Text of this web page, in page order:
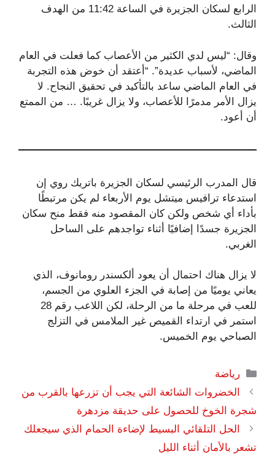
الرابع لسكان الجزيرة في الساعة 11:42 من الهدف
الثالث.
وقال: “ليس لدي الكثير من الأعصاب كما فعلت في العام
الماضي، لأسباب عديدة”. “أعتقد أن خوض هذه التجربة
في العام الماضي ساعد بالتأكيد في تحقيق النجاح. لا
يزال الأمر مدمرًا للأعصاب، ولا يزال غريبًا. … من الممتع
أن أعود.
قال المدرب الرئيسي لسكان الجزيرة باتريك روي إن
استدعاء ترافيس ميتشل يوم الأربعاء لم يكن مرتبطًا
بأداء أي شخص ولكن كان المقصود منه فقط منح سكان
الجزيرة جسدًا إضافيًا أثناء تواجدهم على الساحل
الغربي.
لا يزال هناك احتمال أن يعود ألكسندر رومانوف، الذي
يعاني يوميًا من إصابة في الجزء العلوي من الجسم،
للعب في مرحلة ما من الرحلة، لكن اللاعب رقم 28
استمر في ارتداء القميص غير الملامس في التزلج
الصباحي يوم الخميس.
التصنيفات
رياضة
الخضروات الشائعة التي يجب أن تزرعها بالقرب من
شجرة الخوخ للحصول على حديقة مزدهرة
الحل التلقائي البسيط لإضاءة الحمام الذي سيجعلك
تشعر بالأمان أثناء الليل